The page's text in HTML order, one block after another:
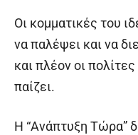
Οι κομματικές του
να παλέψει και να
και πλέον οι
παίζει.
Η “Ανάπτυξη Τώρα”